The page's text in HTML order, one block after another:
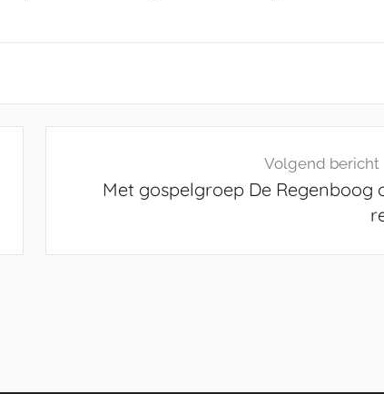
Volgend bericht
Met gospelgroep De Regenboog